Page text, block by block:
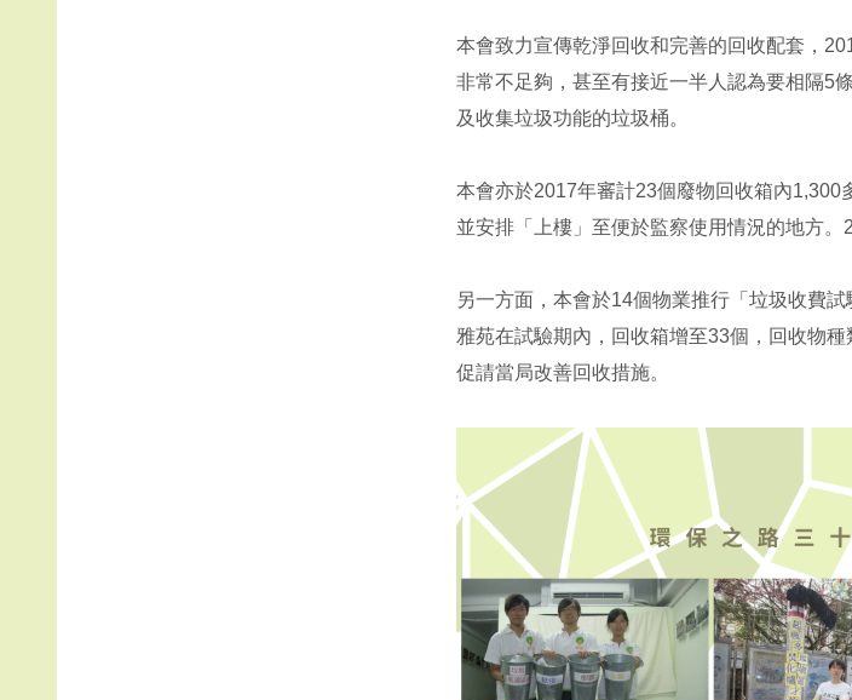
本會致力宣傳乾淨回收和完善的回收配套，
非常不足夠，甚至有接近一半人認為要相隔5
及收集垃圾功能的垃圾桶。
本會亦於2017年審計23個廢物回收箱內
並安排「上樓」至便於監察使用情況的地方
另一方面，本會於14個物業推行「垃圾收費
雅苑在試驗期內，回收箱增至33個，回收物
促請當局改善回收措施。